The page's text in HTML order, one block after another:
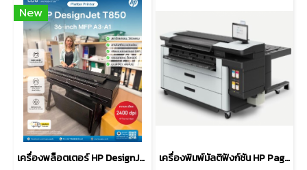
New
เครื่องพล็อตเตอร์ HP DesignJet T850 36-inch Plotter Printer เครื่องพิมพ์มัลติฟังก์ชัน HP PageWide XL Pro 5200